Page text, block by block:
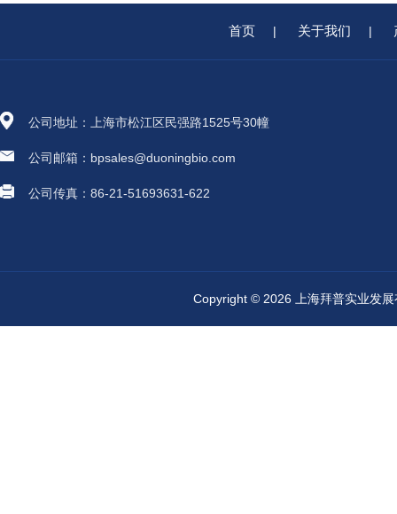
首页 | 关于我们 |
公司地址：上海市松江区民强路1525号30幢
公司邮箱：bpsales@duoningbio.com
公司传真：86-21-51693631-622
Copyright © 2026 上海拜普实业发